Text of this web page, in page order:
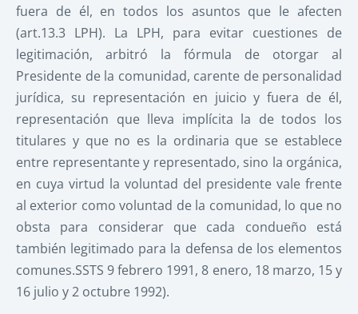
fuera de él, en todos los asuntos que le afecten
(art.13.3 LPH). La LPH, para evitar cuestiones de
legitimación, arbitró la fórmula de otorgar al
Presidente de la comunidad, carente de personalidad
jurídica, su representación en juicio y fuera de él,
representación que lleva implícita la de todos los
titulares y que no es la ordinaria que se establece
entre representante y representado, sino la orgánica,
en cuya virtud la voluntad del presidente vale frente
al exterior como voluntad de la comunidad, lo que no
obsta para considerar que cada condueño está
también legitimado para la defensa de los elementos
comunes.SSTS 9 febrero 1991, 8 enero, 18 marzo, 15 y
16 julio y 2 octubre 1992).